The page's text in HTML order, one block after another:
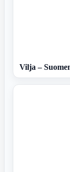
Vilja –